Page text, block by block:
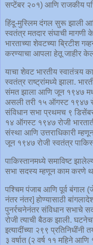
सप्टेंबर २०१) आणि राजकीय
हिंदू-मुस्लिम दंगल सुरू झाली
स्वतंत्र मतदार संघाची मागणी
भारताच्या शेवटच्या ब्रिटीश
करण्याचा आपला हेतू जाहीर
याचा शेवट भारतीय स्वातंत्र्य
स्वतंत्र राष्ट्रांमध्ये झाला.
संमत झाला आणि जून १९४७
असली तरी १५ ऑगस्ट १९४७
संविधान सभा प्रथमच ९
१४ ऑगस्ट १९४७ रोजी
संस्था आणि उत्तराधिकारी
जून १९४७ रोजी स्वतंत्र
पाकिस्तानमध्ये समाविष्ट
सभा सदस्य म्हणून काम करणे
पश्चिम पंजाब आणि पूर्व बंगाल
नंतर नंतर] होण्यासाठी
पुनर्रचनेनंतर संविधान सभाचे
रोजी त्याची बैठक झाली.
इत्यादींच्या २९९ प्रतिनिधींनी
३ वर्षात (२ वर्ष ११ महिने